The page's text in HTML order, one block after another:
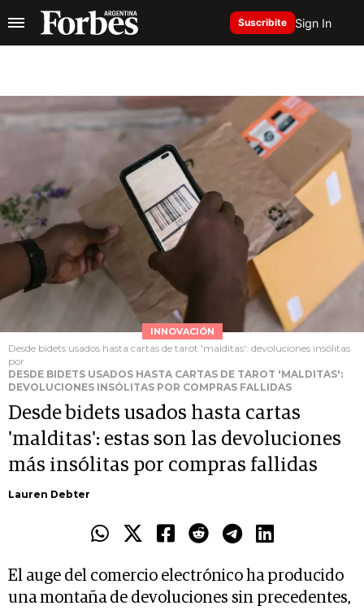
Suscribite Sign In
INNOVACIÓN
Desde bidets usados hasta cartas de tarot 'malditas': devoluciones insólitas
por
DESDE BIDETS USADOS HASTA CARTAS DE TAROT 'MALDITAS':
DEVOLUCIONES INSÓLITAS POR COMPRAS FALLIDAS
Desde bidets usados hasta cartas
'malditas': estas son las devoluciones
más insólitas por compras fallidas
Lauren Debter
El auge del comercio electrónico ha producido
una montaña de devoluciones sin precedentes,